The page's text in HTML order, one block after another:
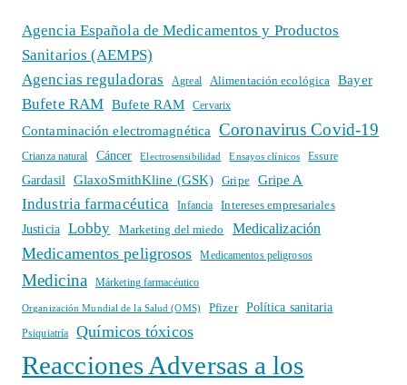
Agencia Española de Medicamentos y Productos
Sanitarios (AEMPS)
Agencias reguladoras
Agreal Alimentación ecológica Bayer
Bufete RAM Bufete RAM Cervarix
Contaminación electromagnética Coronavirus Covid-19
Crianza natural Cáncer Electrosensibilidad Ensayos clínicos Essure
Gardasil GlaxoSmithKline (GSK) Gripe Gripe A
Industria farmacéutica Infancia
Intereses empresariales
Justicia
Lobby Marketing del miedo Medicalización
Medicamentos peligrosos Medicamentos peligrosos
Medicina Márketing farmacéutico
Organización Mundial de la Salud (OMS) Pfizer Política sanitaria
Psiquiatría Químicos tóxicos
Reacciones Adversas a los